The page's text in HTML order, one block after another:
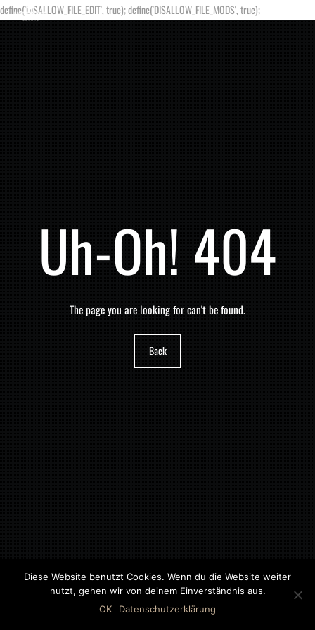
define('DISALLOW_FILE_EDIT', true); define('DISALLOW_FILE_MODS', true);
Uh-Oh! 404
The page you are looking for can't be found.
Back
©2018 MWB – MOTORWAGEN BERNAU GMBH
Diese Website benutzt Cookies. Wenn du die Website weiter
nutzt, gehen wir von deinem Einverständnis aus.
OK
Datenschutzerklärung